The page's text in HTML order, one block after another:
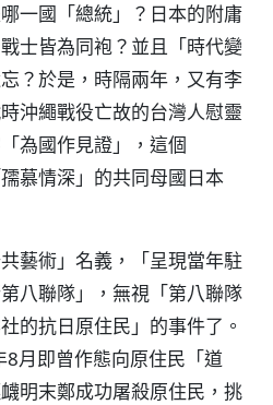
一國「總統」？日本的附庸
士皆為同袍？並且「時代變
？於是，時隔兩年，又有李
沖繩戰役亡故的台灣人慰靈
為國作見證」，這個
慕情深」的共同母國日本
藝術」名義，「呈現當年駐
八聯隊」，無視「第八聯隊
的抗日原住民」的事件了。
月即曾作態向原住民「道
明末鄭成功屠殺原住民，挑